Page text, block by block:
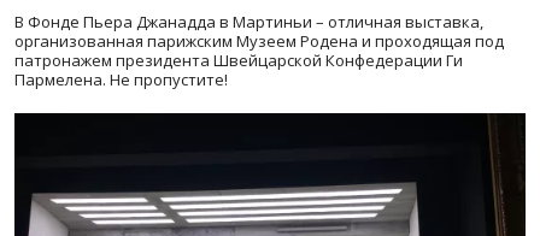
В Фонде Пьера Джанадда в Мартиньи – отличная выставка,
организованная парижским Музеем Родена и проходящая под
патронажем президента Швейцарской Конфедерации Ги
Пармелена. Не пропустите!